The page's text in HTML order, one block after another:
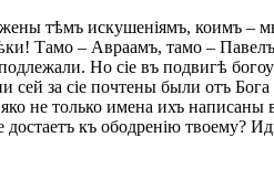
тѣмъ искушеніямъ, коимъ –
Тамо – Авраамъ, тамо –
Но сіе въ подвигѣ
за сіе почтены были отъ Бога
не только имена ихъ
къ ободренію твоему?